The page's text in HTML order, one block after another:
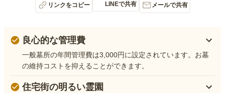
リンクをコピー LINEで共有 メールで共有
良心的な管理費
一般墓所の年間管理費は3,000円に設定されています。お墓
の維持コストを抑えることができます。
住宅街の明るい霊園